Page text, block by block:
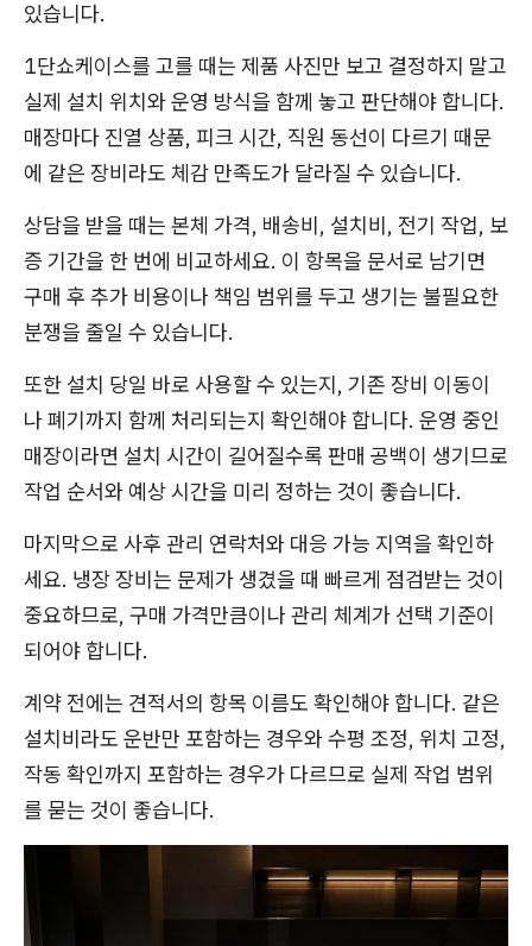
있습니다.
1단쇼케이스를 고를 때는 제품 사진만 보고 결정하지 말고
실제 설치 위치와 운영 방식을 함께 놓고 판단해야 합니다.
매장마다 진열 상품, 피크 시간, 직원 동선이 다르기 때문
에 같은 장비라도 체감 만족도가 달라질 수 있습니다.
상담을 받을 때는 본체 가격, 배송비, 설치비, 전기 작업, 보
증 기간을 한 번에 비교하세요. 이 항목을 문서로 남기면
구매 후 추가 비용이나 책임 범위를 두고 생기는 불필요한
분쟁을 줄일 수 있습니다.
또한 설치 당일 바로 사용할 수 있는지, 기존 장비 이동이
나 폐기까지 함께 처리되는지 확인해야 합니다. 운영 중인
매장이라면 설치 시간이 길어질수록 판매 공백이 생기므로
작업 순서와 예상 시간을 미리 정하는 것이 좋습니다.
마지막으로 사후 관리 연락처와 대응 가능 지역을 확인하
세요. 냉장 장비는 문제가 생겼을 때 빠르게 점검받는 것이
중요하므로, 구매 가격만큼이나 관리 체계가 선택 기준이
되어야 합니다.
계약 전에는 견적서의 항목 이름도 확인해야 합니다. 같은
설치비라도 운반만 포함하는 경우와 수평 조정, 위치 고정,
작동 확인까지 포함하는 경우가 다르므로 실제 작업 범위
를 묻는 것이 좋습니다.